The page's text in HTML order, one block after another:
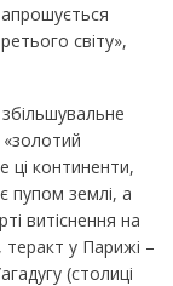
світу»,
ці континенти,
пупом землі, а
витіснення на
у Парижі –
(столиці